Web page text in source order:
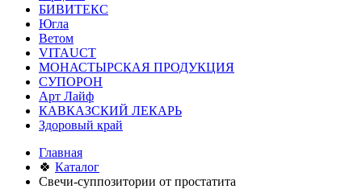
БИВИТЕКС
Югла
Ветом
VITAUCT
МОНАСТЫРСКАЯ ПРОДУКЦИЯ
СУПОРОН
Арт Лайф
КАВКАЗСКИЙ ЛЕКАРЬ
Здоровый край
Главная
🍀 Каталог
Свечи-суппозитории от простатита